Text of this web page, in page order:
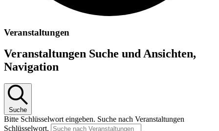
Veranstaltungen
Veranstaltungen Suche und Ansichten,
Navigation
Suche
Bitte Schlüsselwort eingeben. Suche nach Veranstaltungen
Schlüsselwort.